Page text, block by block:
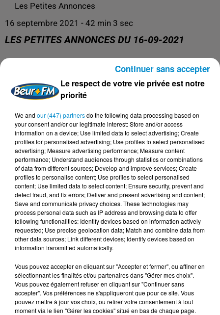
Les Petites Annonces
16 septembre 2021 - 42 min 3 sec
LES PETITES ANNONCES DU 16-09-2021
DERNIERS PODCASTS
24 juillet 2026
Les Zinformés - 24/07/26
23 juillet 2026
Les Zinformés - 23/07/26
Le respect de votre vie privée est notre
priorité
We and our (447) partnersdo the following data processing based on
your consent and/or our legitimate interest: Store and/or access
information on a device; Use limited data to select advertising; Create
profiles for personalised advertising; Use profiles to select personalised
advertising; Measure advertising performance; Measure content
performance; Understand audiences through statistics or combinations
of data from different sources; Develop and improve services; Create
profiles to personalise content; Use profiles to select personalised
content; Use limited data to select content; Ensure security, prevent and
detect fraud, and fix errors; Deliver and present advertising and content;
Save and communicate privacy choices. These technologies may
process personal data such as IP address and browsing data to offer
following functionalities: Identify devices based on information actively
requested; Use precise geolocation data; Match and combine data from
other data sources; Link different devices; Identify devices based on
information transmitted automatically.
Vous pouvez accepter en cliquant sur "Accepter et fermer", ou affiner en
sélectionnant les finalités et/ou partenaires dans "Gérer mes choix".
Vous pouvez également refuser en cliquant sur "Continuer sans
accepter". Vos préférences ne s'appliqueront que pour ce site. Vous
pouvez mettre à jour vos choix, ou retirer votre consentement à tout
moment via le lien "Gérer les cookies" situé en bas de chaque page.
Continuer sans accepter